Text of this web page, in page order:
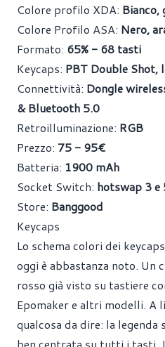
Colore profilo XDA: Bianco,
Colore Profilo ASA: Nero,
Formato: 65% - 68 tasti
Keycaps: PBT Double Shot,
Connettività: Dongle
& Bluetooth 5.0
Retroilluminazione: RGB
Prezzo: 75 - 95€
Batteria: 1900 mAh
Socket Switch: hotswap 3 e
Store: Banggood
Keycaps
Lo schema colori dei
oggi è abbastanza noto. Un
rosso già visto su tastiere
Epomaker e altri modelli. A
qualcosa da dire: la legenda